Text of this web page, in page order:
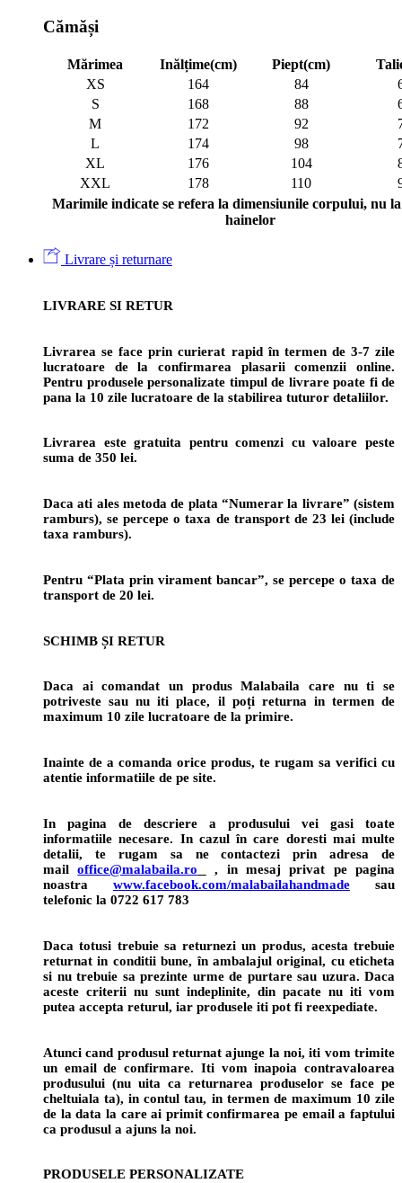
Cămăși
Mărimea Inălțime(cm) Piept(cm)
XS
164 84
S
168 88
M
172 92
L
174 98
XL
176 104
XXL
178 110
Marimile indicate se refera la dimensiunile corpului, nu la
hainelor
Livrare și returnare
LIVRARE SI RETUR
Livrarea se face prin curierat rapid în termen de 3-7 zile
lucratoare de la confirmarea plasarii comenzii online.
Pentru produsele personalizate timpul de livrare poate fi de
pana la 10 zile lucratoare de la stabilirea tuturor detaliilor.
Livrarea este gratuita pentru comenzi cu valoare peste
suma de 350 lei.
Daca ati ales metoda de plata “Numerar la livrare” (sistem
ramburs), se percepe o taxa de transport de 23 lei (include
taxa ramburs).
Pentru “Plata prin virament bancar”, se percepe o taxa de
transport de 20 lei.
SCHIMB ȘI RETUR
Daca ai comandat un produs Malabaila care nu ti se
potriveste sau nu iti place, il poți returna in termen de
maximum 10 zile lucratoare de la primire.
Inainte de a comanda orice produs, te rugam sa verifici cu
atentie informatiile de pe site.
In pagina de descriere a produsului vei gasi toate
informatiile necesare. In cazul în care doresti mai multe
detalii, te rugam sa ne contactezi prin adresa de
mailoffice@malabaila.ro
, in mesaj privat pe pagina
noastra www.facebook.com/malabailahandmade sau
telefonic la 0722 617 783
Daca totusi trebuie sa returnezi un produs, acesta trebuie
returnat in conditii bune, în ambalajul original, cu eticheta
si nu trebuie sa prezinte urme de purtare sau uzura. Daca
aceste criterii nu sunt indeplinite, din pacate nu iti vom
putea accepta returul, iar produsele iti pot fi reexpediate.
Atunci cand produsul returnat ajunge la noi, iti vom trimite
un email de confirmare. Iti vom inapoia contravaloarea
produsului (nu uita ca returnarea produselor se face pe
cheltuiala ta), in contul tau, in termen de maximum 10 zile
de la data la care ai primit confirmarea pe email a faptului
ca produsul a ajuns la noi.
PRODUSELE PERSONALIZATE